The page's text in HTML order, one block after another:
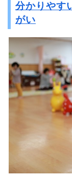
分かりやす
がい